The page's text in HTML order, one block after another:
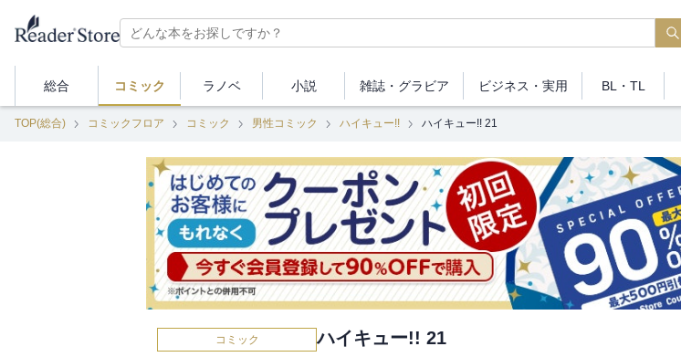
総合 コミック ラノベ 小説 雑誌・ グラビア ビジネス ・実用 BL・TL
TOP(総合) コミックフロア コミック 男性コミック ハイキュー!! ハイキュー!! 21
コミック ハイキュー!! 21